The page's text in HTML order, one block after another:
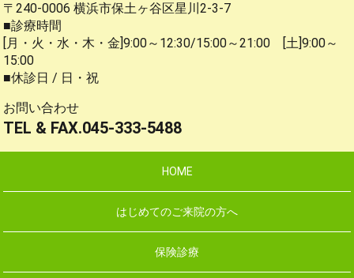
〒240-0006 横浜市保土ヶ谷区星川2-3-7
■診療時間
[月・火・水・木・金]9:00～12:30/15:00～21:00 [土]9:00～
15:00
■休診日 / 日・祝
お問い合わせ
TEL & FAX.045-333-5488
HOME
はじめてのご来院の方へ
保険診療